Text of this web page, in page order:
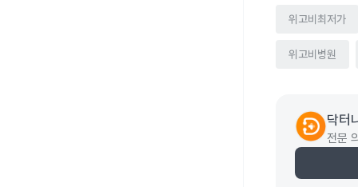
위고비최저가
위고비병원
닥터
전문